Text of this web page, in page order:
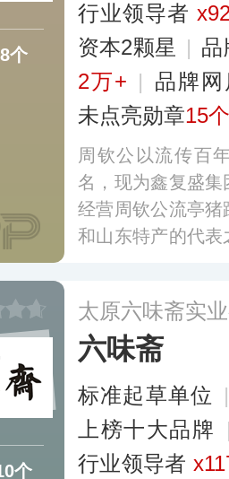
8个
行业领导者
资本2颗星 | 品
2万+ | 品牌网
未点亮勋章15个
周钦公以流传百
名，现为鑫复盛
经营周钦公流亭
和山东特产的代
个
太原六味斋实
六味斋
标准起草单位
上榜十大品牌
行业领导者